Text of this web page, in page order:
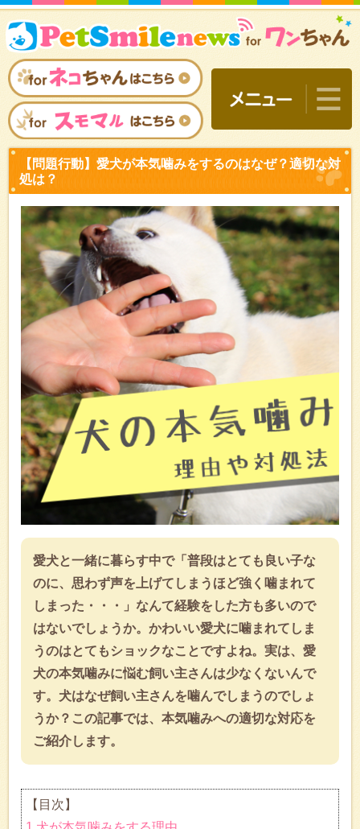
【問題行動】愛犬が本気噛
処は？
愛犬と一緒に暮らす中で「普段はとても良い子な
のに、思わず声を上げてしまうほど強く噛まれて
しまった・・・」なんて経験をした方も多いので
はないでしょうか。かわいい愛犬に噛まれてしま
うのはとてもショックなことですよね。実は、愛
犬の本気噛みに悩む飼い主さんは少なくないんで
す。犬はなぜ飼い主さんを噛んでしまうのでしょ
うか？この記事では、本気噛みへの適切な対応を
ご紹介します。
【目次】